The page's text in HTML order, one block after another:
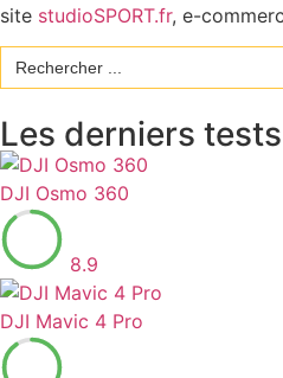
site studioSPORT.fr, e-
Search
for:
Les derniers
DJI Osmo 360
8.9
DJI Mavic 4 Pro